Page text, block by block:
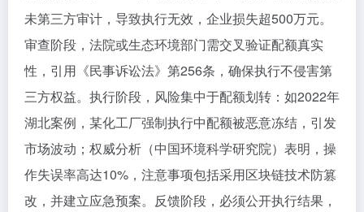
未第三方审计，导致执行无效，企业损失超500万元。
审查阶段，法院或生态环境部门需交叉验证配额真实
性，引用《民事诉讼法》第256条，确保执行不侵害第
三方权益。执行阶段，风险集中于配额划转：如2022年
湖北案例，某化工厂强制执行中配额被恶意冻结，引发
市场波动；权威分析（中国环境科学研究院）表明，操
作失误率高达10%，注意事项包括采用区块链技术防篡
改，并建立应急预案。反馈阶段，必须公开执行结果，